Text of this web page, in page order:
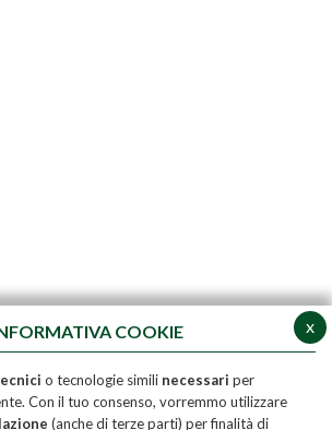
x
COOKIE
o tecnologie simili necessari per
Con il tuo consenso, vorremmo utilizzare
(anche di terze parti) per finalità di